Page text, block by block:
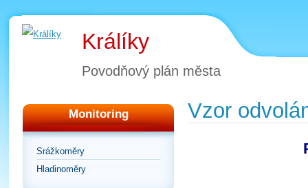
Králíky
Povodňový plán města
Monitoring
Srážkoměry
Hladinoměry
Vzor